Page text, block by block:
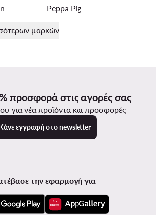
Peppa Pig
μαρκών
προσφορά στις αγορές σας
για νέα προϊόντα και προσφορές
Κάνε εγγραφή στο newsletter
την εφαρμογή για